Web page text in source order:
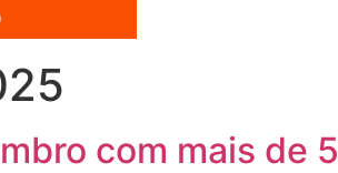
com mais de